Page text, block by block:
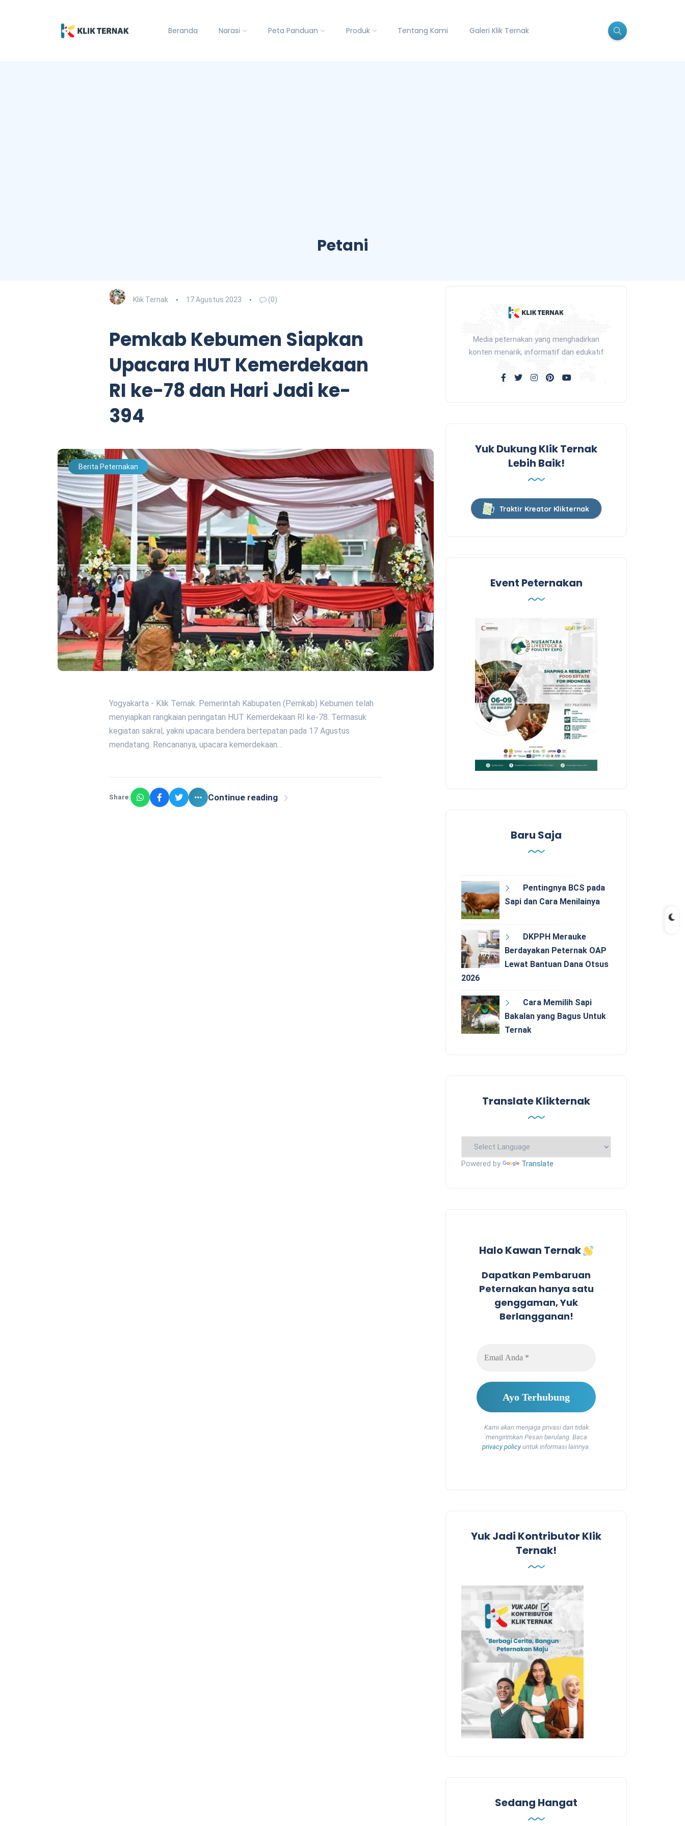
Beranda Narasi Peta Panduan Produk Tentang Kami Galeri Klik Ternak
Petani
Klik Ternak 17 Agustus 2023 (0)
Pemkab Kebumen Siapkan
Upacara HUT Kemerdekaan
RI ke-78 dan Hari Jadi ke-
394
Berita Peternakan
Yogyakarta - Klik Ternak. Pemerintah Kabupaten (Pemkab) Kebumen telah
menyiapkan rangkaian peringatan HUT Kemerdekaan RI ke-78. Termasuk
kegiatan sakral, yakni upacara bendera bertepatan pada 17 Agustus
mendatang. Rencananya, upacara kemerdekaan…
Share: Continue reading
Media peternakan yang menghadirkan
konten menarik, informatif dan edukatif
Yuk Dukung Klik Ternak
Lebih Baik!
Traktir Kreator Klikternak
Event Peternakan
Baru Saja
Pentingnya BCS pada
Sapi dan Cara Menilainya
DKPPH Merauke
Berdayakan Peternak OAP
Lewat Bantuan Dana Otsus
2026
Cara Memilih Sapi
Bakalan yang Bagus Untuk
Ternak
Translate Klikternak
Powered by Translate
Halo Kawan Ternak
Dapatkan Pembaruan
Peternakan hanya satu
genggaman, Yuk
Berlangganan!
Kami akan menjaga privasi dan tidak
mengirimkan Pesan berulang. Baca
privacy policyuntuk informasi lainnya.
Yuk Jadi Kontributor Klik
Ternak!
Sedang Hangat